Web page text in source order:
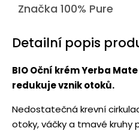
Značka 100% Pure
Detailní popis
BIO Oční krém Yerba
redukuje vznik otoků.
Nedostatečná krevní
otoky, váčky a tmavé kruhy